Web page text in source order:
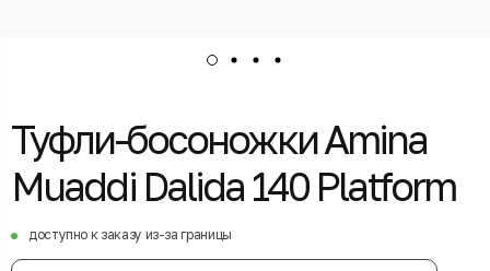
Туфли-босоножки Amina
Muaddi Dalida 140 Platform
доступно к заказу из-за границы